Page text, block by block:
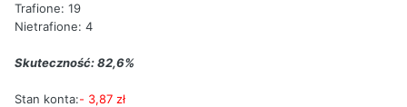
Trafione: 19
Nietrafione: 4
Skuteczność: 82,6%
Stan konta:- 3,87 zł